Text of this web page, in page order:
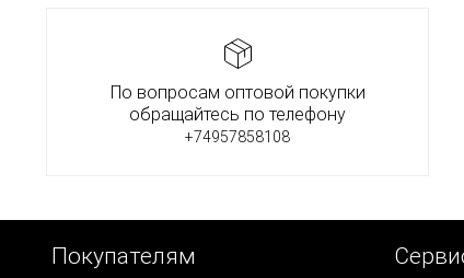
По вопросам оптовой покупки
обращайтесь по телефону
+74957858108
Покупателям